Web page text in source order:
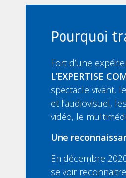
Pourquoi
Fort d’une
L’EXPERTISE
spectacle vivant,
et l’audiovisuel,
vidéo, le
Une
En décembre
se voir